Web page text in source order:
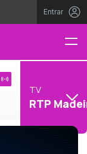
Entrar
TV
RTP